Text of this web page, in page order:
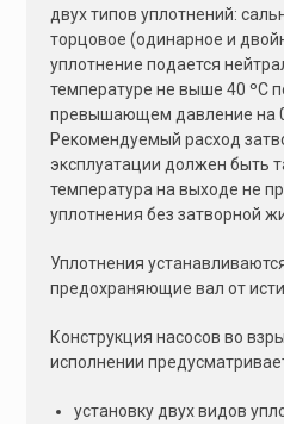
двух типов уплотнений:
торцовое (одинарное и
уплотнение подается
температуре не выше 40 ºС
превышающем давление на
Рекомендуемый расход
эксплуатации должен быть
температура на выходе не
уплотнения без затворной
Уплотнения
предохраняющие вал от
Конструкция насосов во
исполнении
установку двух видов